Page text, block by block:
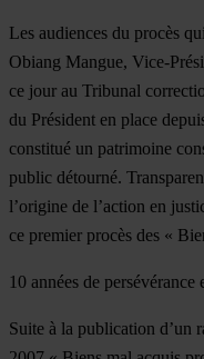
Les audiences du procès
Obiang Mangue, Vice-
ce jour au Tribunal
du Président en place
constitué un patrimoine
public détourné.
l’origine de l’action en
ce premier procès des «
10 années de
Suite à la publication d’un